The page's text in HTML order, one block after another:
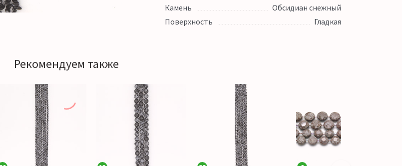
Камень
Обсидиан снежный
Поверхность
Гладкая
Рекомендуем также